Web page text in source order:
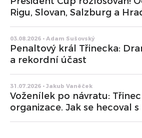
Rigu, Slovan, Salzburg a
03.08.2026 • Adam Sušovský
Penaltový král Třinecka:
a rekordní účast
31.07.2026 • Jakub Vaněček
Voženílek po návratu: Třinec
organizace. Jak se hecoval